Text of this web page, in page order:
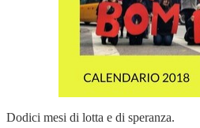
Dodici mesi di lotta e di speranza.